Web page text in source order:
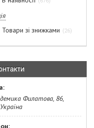
Товари зі знижками
26
Филатова, 86,